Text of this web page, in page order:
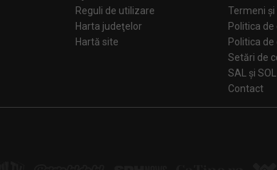
Reguli de utilizare
Harta judeţelor
Hartă site
Termeni și
Politica de
Politica
SAL și SOL
Contact